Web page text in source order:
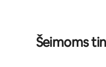
4,96 iš 5, atsiliepimų: 45
Šeimoms